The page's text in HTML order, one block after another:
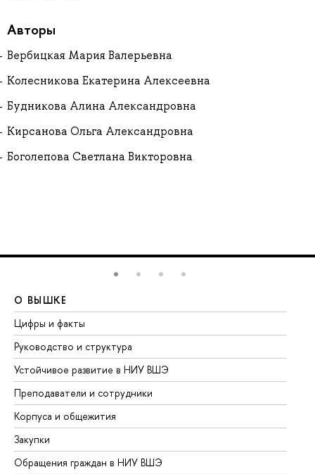
Авторы
Вербицкая Мария Валерьевна
Колесникова Екатерина Алексеевна
Будникова Алина Александровна
Кирсанова Ольга Александровна
Боголепова Светлана Викторовна
О ВЫШКЕ
Цифры и факты
Руководство и структура
Устойчивое развитие в НИУ ВШЭ
Преподаватели и сотрудники
Корпуса и общежития
Закупки
Обращения граждан в НИУ ВШЭ